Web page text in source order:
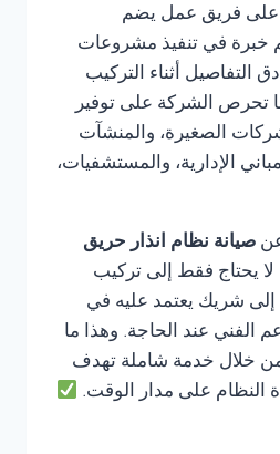
على فريق عمل يضم
خبرة في تنفيذ مشروعات
التفاصيل أثناء التركيب
تحرص الشركة على توفير
الصغيرة، والمنشآت
الإدارية، والمستشفيات،
صيانة نظام انذار حريق
لا يحتاج فقط إلى تركيب
إلى شريك يعتمد عليه في
الفني عند الحاجة. وهذا ما
خلال خدمة شاملة تهدف
النظام على مدار الوقت.